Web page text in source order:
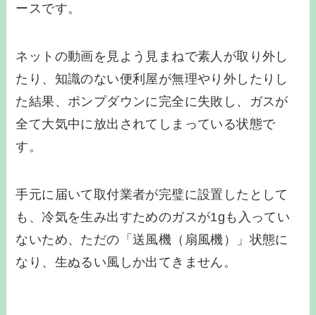
ースです。
ネットの動画を見よう見まねで素人が取り外し
たり、知識のない便利屋が無理やり外したりし
た結果、ポンプダウンに完全に失敗し、ガスが
全て大気中に放出されてしまっている状態で
す。
手元に届いて取付業者が完璧に設置したとして
も、冷気を生み出すためのガスが1gも入ってい
ないため、ただの「送風機（扇風機）」状態に
なり、生ぬるい風しか出てきません。